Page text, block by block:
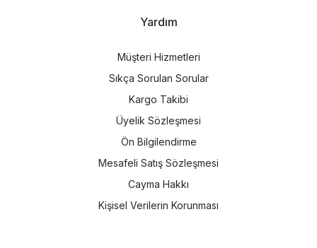
Yardım
Müşteri Hizmetleri
Sıkça Sorulan Sorular
Kargo Takibi
Üyelik Sözleşmesi
Ön Bilgilendirme
Mesafeli Satış Sözleşmesi
Cayma Hakkı
Kişisel Verilerin Korunması